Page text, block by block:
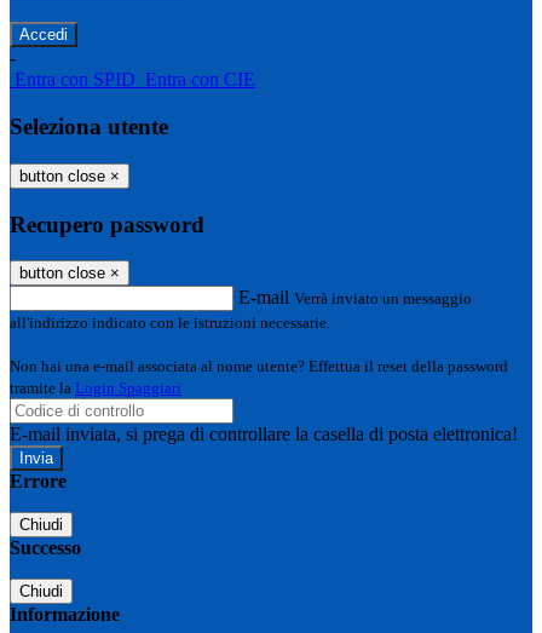
-
Entra con SPID Entra con CIE
Seleziona utente
button close ×
Recupero password
button close ×
E-mail Verrà inviato un messaggio
all'indirizzo indicato con le istruzioni necessarie.
Non hai una e-mail associata al nome utente? Effettua il reset della password
tramite la Login Spaggiari
E-mail inviata, si prega di controllare la casella di posta elettronica!
Errore
Chiudi
Successo
Chiudi
Informazione